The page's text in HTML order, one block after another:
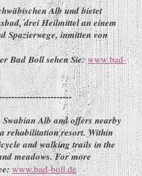
Alb und bietet
drei Heilmittel an einem
Spazierwege, inmitten von
Bad Boll sehen Sie:www.bad-
Alb and offers nearby
rehabilitation resort. Within
and walking trails in the
meadows. For more
www.bad-boll.de